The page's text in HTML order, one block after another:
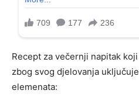
Recept za večernji napitak
zbog svog djelovanja
elemenata: